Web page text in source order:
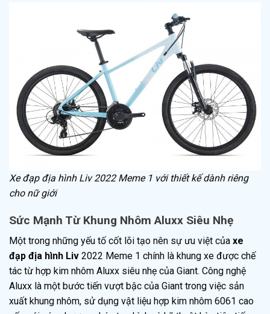
Xe đạp địa hình Liv 2022 Meme 1 với thiết kế dành riêng
cho nữ giới
Sức Mạnh Từ Khung Nhôm Aluxx Siêu Nhẹ
Một trong những yếu tố cốt lõi tạo nên sự ưu việt của xe
đạp địa hình Liv 2022 Meme 1 chính là khung xe được chế
tác từ hợp kim nhôm Aluxx siêu nhẹ của Giant. Công nghệ
Aluxx là một bước tiến vượt bậc của Giant trong việc sản
xuất khung nhôm, sử dụng vật liệu hợp kim nhôm 6061 cao